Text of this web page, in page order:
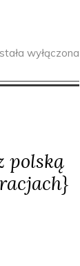
wyłączona
polską